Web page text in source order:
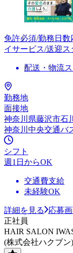
免許必須/勤務日
イサービス/送迎ス
配送・物流
勤務地
面接地
神奈川県藤沢市石
神奈川中央交通バ
シフト
週1日からOK
交通費支給
未経験OK
詳細を見る
応募
正社員
HAIR SALON
(株式会社ハクブン)